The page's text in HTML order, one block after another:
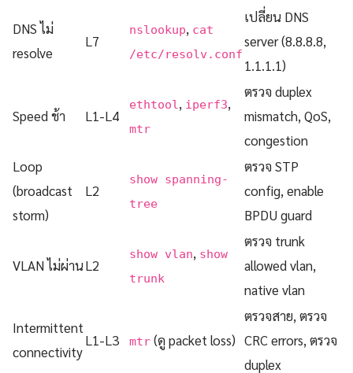
DNS ไม่
resolve
L7
nslookup, cat
/etc/resolv.conf
เปลี่ยน DNS
server (8.8.8.8,
1.1.1.1)
Speed ช้า L1-L4
ethtool , iperf3,
mtr
ตรวจ duplex
mismatch, QoS,
congestion
Loop
(broadcast
storm)
L2
show spanning-
tree
ตรวจ STP
config, enable
BPDU guard
VLAN ไม่ผ่านL2
show vlan, show
trunk
ตรวจ trunk
allowed vlan,
native vlan
Intermittent
connectivity
L1-L3 mtr (ดู packet loss)
ตรวจสาย, ตรวจ
CRC errors, ตรวจ
duplex